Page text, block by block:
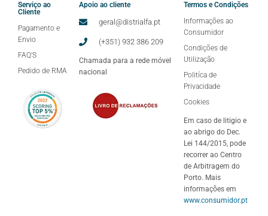
Serviço ao
Cliente
Pagamento e
Envio
FAQ'S
Pedido de RMA
Apoio ao cliente
geral@distrialfa.pt
(+351) 932 386 209
Chamada para a rede móvel
nacional
Termos e Condições
Informações ao
Consumidor
Condições de
Utilização
Politíca de
Privacidade
Cookies
Em caso de litigio e
ao abrigo do Dec.
Lei 144/2015, pode
recorrer ao Centro
de Arbitragem do
Porto. Mais
informações em
www.consumidor.pt